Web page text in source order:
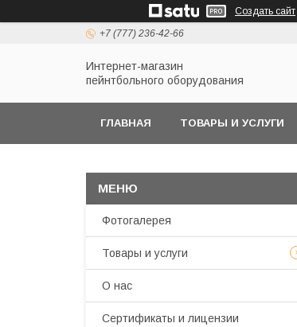
Создать сайт
+7 (777) 236-42-66
Интернет-магазин
пейнтбольного оборудования
ГЛАВНАЯ ТОВАРЫ И УСЛУГИ
Фотогалерея
Товары и услуги
О нас
Сертификаты и лицензии